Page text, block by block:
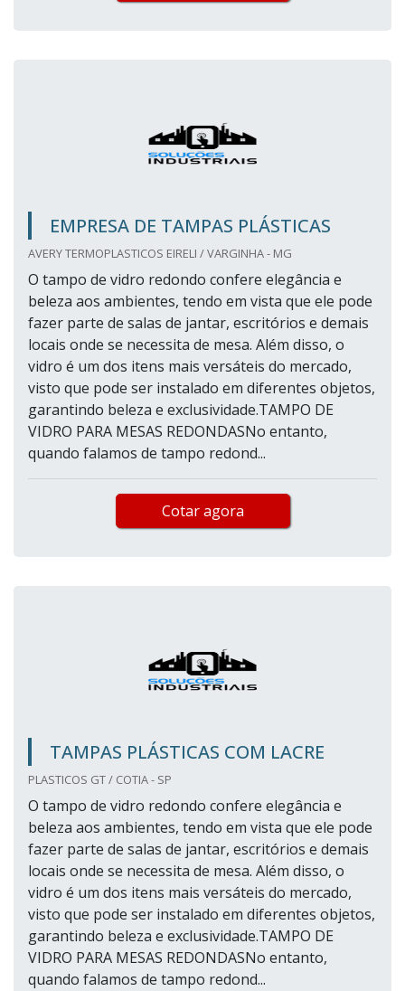
EMPRESA DE TAMPAS PLÁSTICAS
AVERY TERMOPLASTICOS EIRELI / VARGINHA - MG
O tampo de vidro redondo confere elegância e
beleza aos ambientes, tendo em vista que ele pode
fazer parte de salas de jantar, escritórios e demais
locais onde se necessita de mesa. Além disso, o
vidro é um dos itens mais versáteis do mercado,
visto que pode ser instalado em diferentes objetos,
garantindo beleza e exclusividade.TAMPO DE
VIDRO PARA MESAS REDONDASNo entanto,
quando falamos de tampo redond...
Cotar agora
TAMPAS PLÁSTICAS COM LACRE
PLASTICOS GT / COTIA - SP
O tampo de vidro redondo confere elegância e
beleza aos ambientes, tendo em vista que ele pode
fazer parte de salas de jantar, escritórios e demais
locais onde se necessita de mesa. Além disso, o
vidro é um dos itens mais versáteis do mercado,
visto que pode ser instalado em diferentes objetos,
garantindo beleza e exclusividade.TAMPO DE
VIDRO PARA MESAS REDONDASNo entanto,
quando falamos de tampo redond...